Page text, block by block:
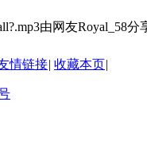
由网友
情链接| 收藏本页|